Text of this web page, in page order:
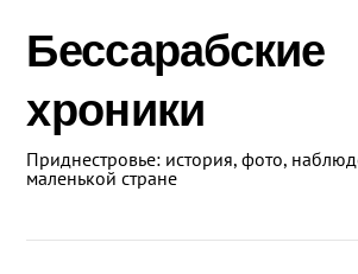
Бессарабские
хроники
Приднестровье: история, фото,
маленькой стране